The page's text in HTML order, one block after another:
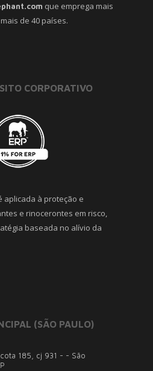
que emprega mais
de 40 países.
CORPORATIVO
aplicada à proteção e
e rinocerontes em risco,
baseada no alívio da
(SÃO PAULO)
185, cj 931 - - São